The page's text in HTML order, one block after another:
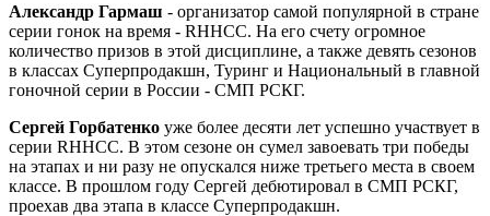
Александр Гармаш - организатор самой популярной в стране
серии гонок на время - RHHCC. На его счету огромное
количество призов в этой дисциплине, а также девять сезонов
в классах Суперпродакшн, Туринг и Национальный в главной
гоночной серии в России - СМП РСКГ.
Сергей Горбатенко уже более десяти лет успешно участвует в
серии RHHCC. В этом сезоне он сумел завоевать три победы
на этапах и ни разу не опускался ниже третьего места в своем
классе. В прошлом году Сергей дебютировал в СМП РСКГ,
проехав два этапа в классе Суперпродакшн.